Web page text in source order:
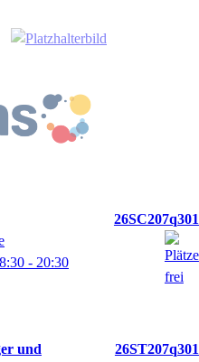
26SC207q301
- 20:30
und
26ST207q301